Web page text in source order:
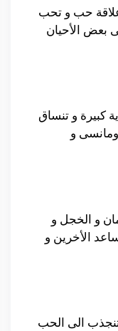
حب و تحب
بعض الأحيان
و تنساق
و
و الخجل و
الأخرين و
الى الحب